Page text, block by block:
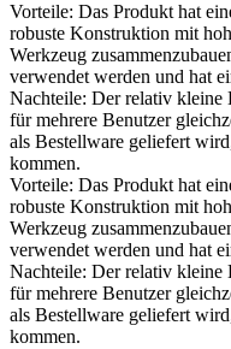
Vorteile: Das Produkt hat
robuste Konstruktion mit
Werkzeug
verwendet werden und hat
Nachteile: Der relativ kleine
für mehrere Benutzer
als Bestellware geliefert
kommen.
Vorteile: Das Produkt hat
robuste Konstruktion mit
Werkzeug
verwendet werden und hat
Nachteile: Der relativ kleine
für mehrere Benutzer
als Bestellware geliefert
kommen.